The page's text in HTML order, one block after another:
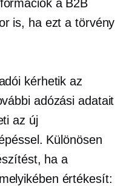
a B2B
is, ha ezt a törvény
kérhetik az
adózási adatait
az új
Különösen
ha a
értékesít: